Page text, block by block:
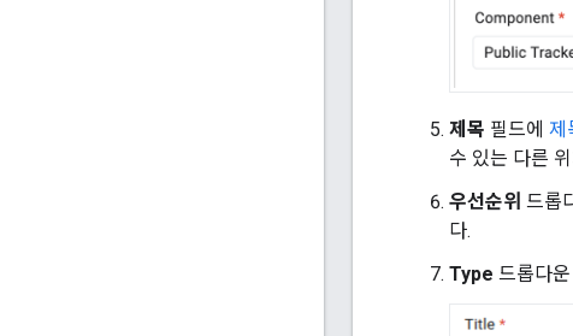
제목 필드에 제
수 있는 다른
우선순위 드롭
다.
Type 드롭다